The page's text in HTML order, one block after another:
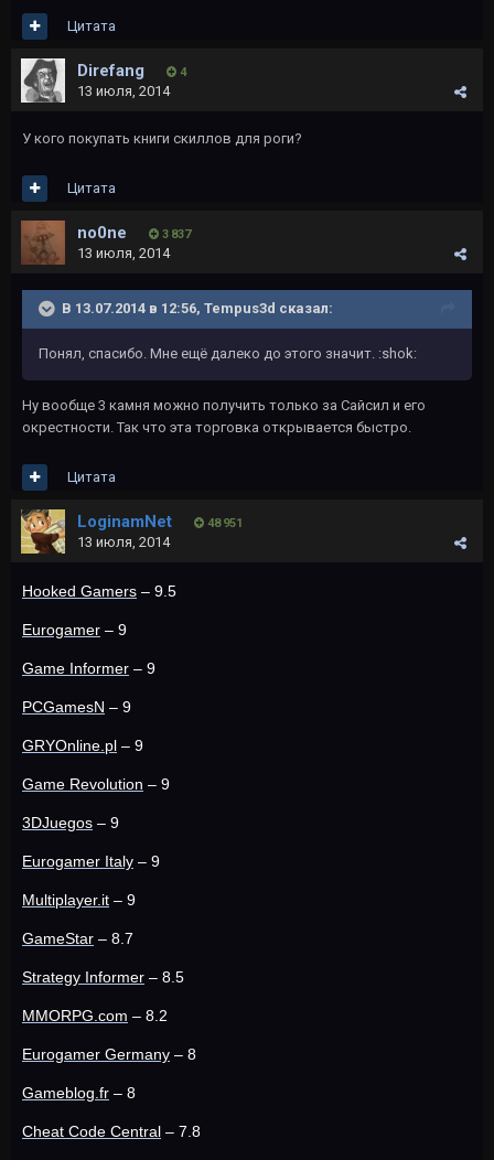
Цитата
Direfang 4
13 июля, 2014
У кого покупать книги скиллов для роги?
Цитата
no0ne 3 837
13 июля, 2014
В 13.07.2014 в 12:56, Tempus3d сказал:
Понял, спасибо. Мне ещё далеко до этого значит. :shok:
Ну вообще 3 камня можно получить только за Сайсил и его
окрестности. Так что эта торговка открывается быстро.
Цитата
LoginamNet 48 951
13 июля, 2014
Hooked Gamers – 9.5
Eurogamer – 9
Game Informer – 9
PCGamesN – 9
GRYOnline.pl – 9
Game Revolution – 9
3DJuegos – 9
Eurogamer Italy – 9
Multiplayer.it – 9
GameStar – 8.7
Strategy Informer – 8.5
MMORPG.com – 8.2
Eurogamer Germany – 8
Gameblog.fr – 8
Cheat Code Central – 7.8